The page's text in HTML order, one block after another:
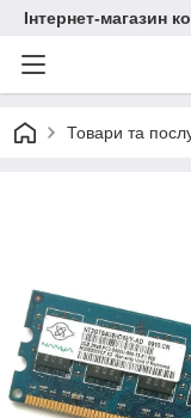
Інтернет-магазин
Товари та